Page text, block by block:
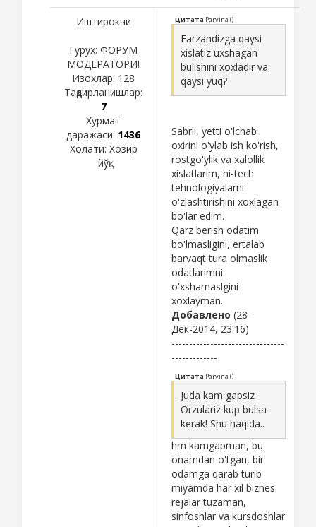
Иштирокчи
Гурух: ФОРУМ
МОДЕРАТОРИ!
Изохлар: 128
Тақдирланишлар:
7
Хурмат
даражаси: 1436
Холати: Хозир
йўқ
Цитата Parvina ()
Farzandizga qaysi
xislatiz uxshagan
bulishini xoxladir va
qaysi yuq?
Sabrli, yetti o'lchab
oxirini o'ylab ish ko'rish,
rostgo'ylik va xalollik
xislatlarim, hi-tech
tehnologiyalarni
o'zlashtirishini xoxlagan
bo'lar edim.
Qarz berish odatim
bo'lmasligini, ertalab
barvaqt tura olmaslik
odatlarimni
o'xshamaslgini
xoxlayman.
Добавлено (28-
Дек-2014, 23:16)
--------------------------------
-------------
Цитата Parvina ()
Juda kam gapsiz
Orzulariz kup bulsa
kerak! Shu haqida..
hm kamgapman, bu
onamdan o'tgan, bir
odamga qarab turib
miyamda har xil biznes
rejalar tuzaman,
sinfoshlar va kursdoshlar